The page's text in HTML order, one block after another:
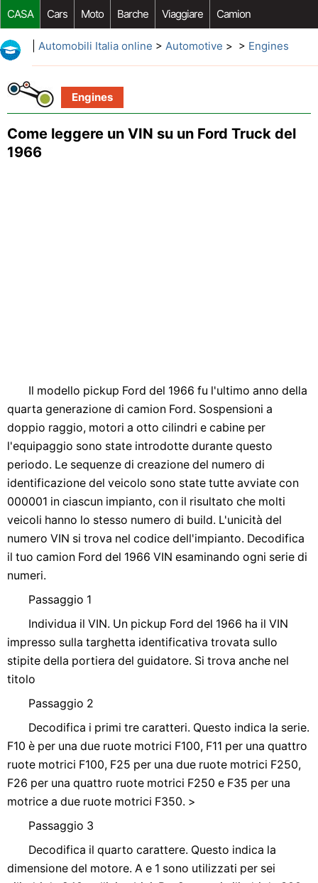
CASA Cars Moto Barche Viaggiare Camion
Riparazione Auto Acquisto Auto Car Opzioni Aftermarket
Automobili Italia online > Automotive > > Engines
Engines
Come leggere un VIN su un Ford Truck del
1966
Il modello pickup Ford del 1966 fu l'ultimo anno della
quarta generazione di camion Ford. Sospensioni a
doppio raggio, motori a otto cilindri e cabine per
l'equipaggio sono state introdotte durante questo
periodo. Le sequenze di creazione del numero di
identificazione del veicolo sono state tutte avviate con
000001 in ciascun impianto, con il risultato che molti
veicoli hanno lo stesso numero di build. L'unicità del
numero VIN si trova nel codice dell'impianto. Decodifica
il tuo camion Ford del 1966 VIN esaminando ogni serie di
numeri.
Passaggio 1
Individua il VIN. Un pickup Ford del 1966 ha il VIN
impresso sulla targhetta identificativa trovata sullo
stipite della portiera del guidatore. Si trova anche nel
titolo
Passaggio 2
Decodifica i primi tre caratteri. Questo indica la serie.
F10 è per una due ruote motrici F100, F11 per una quattro
ruote motrici F100, F25 per una due ruote motrici F250,
F26 per una quattro ruote motrici F250 e F35 per una
motrice a due ruote motrici F350. >
Passaggio 3
Decodifica il quarto carattere. Questo indica la
dimensione del motore. A e 1 sono utilizzati per sei